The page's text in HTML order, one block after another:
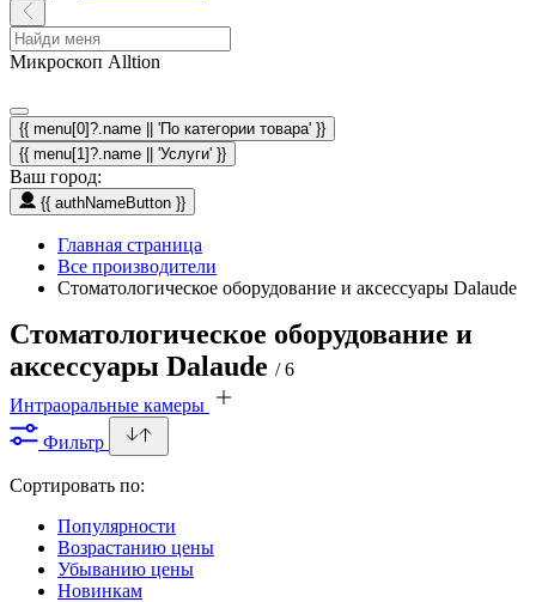
Микроскоп Alltion
{{ menu[0]?.name || 'По категории товара' }}
{{ menu[1]?.name || 'Услуги' }}
Ваш город:
{{ authNameButton }}
Главная страница
Все производители
Стоматологическое оборудование и аксессуары Dalaude
Стоматологическое оборудование и
аксессуары Dalaude / 6
Интраоральные камеры
Фильтр
Сортировать по:
Популярности
Возрастанию цены
Убыванию цены
Новинкам